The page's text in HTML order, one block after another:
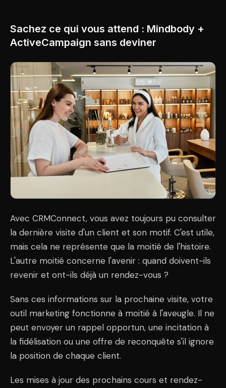
Sachez ce qui vous attend : Mindbody +
ActiveCampaign sans deviner
Avec CRMConnect, vous avez toujours pu consulter
la dernière visite d'un client et son motif. C'est utile,
mais cela ne représente que la moitié de l'histoire.
L'autre moitié concerne l'avenir : quand doivent-ils
revenir et ont-ils déjà un rendez-vous ?
Sans ces informations sur la prochaine visite, votre
outil marketing fonctionne à moitié à l'aveugle. Il ne
peut envoyer un rappel opportun, une incitation à
la fidélisation ou une offre de reconquête s'il ignore
la position de chaque client.
Les mises à jour des prochains cours et rendez-